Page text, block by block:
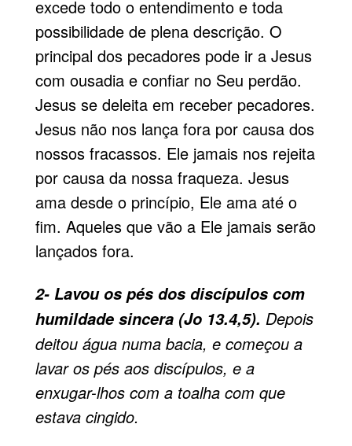
excede todo o entendimento e toda
possibilidade de plena descrição. O
principal dos pecadores pode ir a Jesus
com ousadia e confiar no Seu perdão.
Jesus se deleita em receber pecadores.
Jesus não nos lança fora por causa dos
nossos fracassos. Ele jamais nos rejeita
por causa da nossa fraqueza. Jesus
ama desde o princípio, Ele ama até o
fim. Aqueles que vão a Ele jamais serão
lançados fora.
2- Lavou os pés dos discípulos com
humildade sincera (Jo 13.4,5). Depois
deitou água numa bacia, e começou a
lavar os pés aos discípulos, e a
enxugar-lhos com a toalha com que
estava cingido.